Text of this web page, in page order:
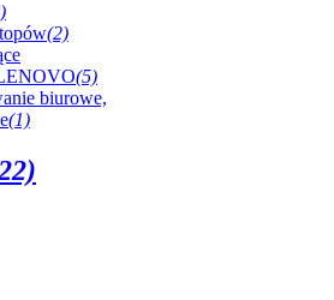
(2)
(5)
biurowe,
(1)